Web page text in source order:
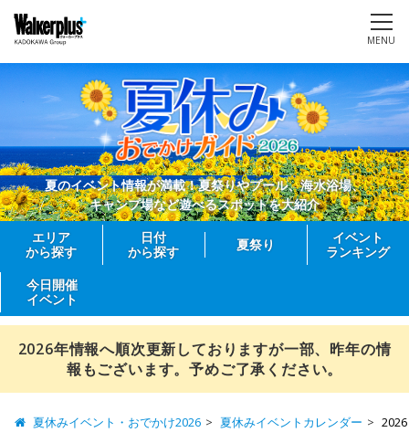
MENU
夏のイベント情報が満載！夏祭りやプール、海水浴場、
キャンプ場など遊べるスポットを大紹介
エリア
から探す
日付
から探す
夏祭り
イベント
ランキング
今日開催
イベント
2026年情報へ順次更新しておりますが一部、昨年の情
報もございます。予めご了承ください。
夏休みイベント・おでかけ2026 夏休みイベントカレンダー